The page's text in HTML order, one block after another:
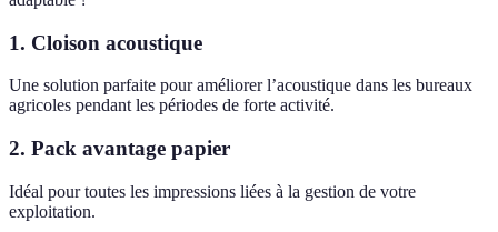
1. Cloison acoustique
Une solution parfaite pour améliorer l’acoustique dans les bureaux
agricoles pendant les périodes de forte activité.
2. Pack avantage papier
Idéal pour toutes les impressions liées à la gestion de votre
exploitation.